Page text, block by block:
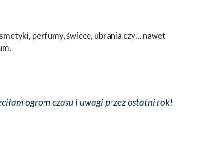
perfumy, świece, ubrania czy… nawet
ogrom czasu i uwagi przez ostatni rok!